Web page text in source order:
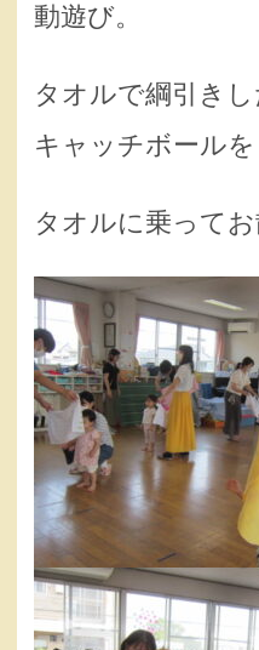
動遊び。
タオルで綱引き
キャッチボールを
タオルに乗ってお